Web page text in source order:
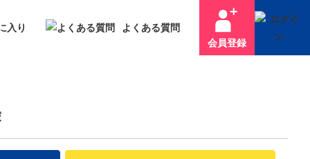
入り
よくある質問
会員登録